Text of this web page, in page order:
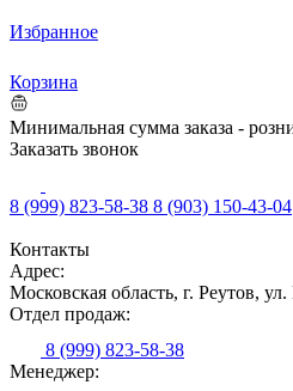
Избранное
Корзина
Минимальная сумма заказа -
Заказать звонок
8 (999) 823-58-38 8 (903) 150-43-04
Контакты
Адрес:
Московская область, г. Реутов,
Отдел продаж:
8 (999) 823-58-38
Менеджер: